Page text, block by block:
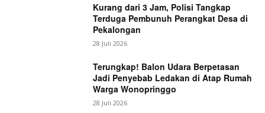
Kurang dari 3 Jam, Polisi Tangkap
Terduga Pembunuh Perangkat Desa di
Pekalongan
28 Juli 2026
Terungkap! Balon Udara Berpetasan
Jadi Penyebab Ledakan di Atap Rumah
Warga Wonopringgo
28 Juli 2026